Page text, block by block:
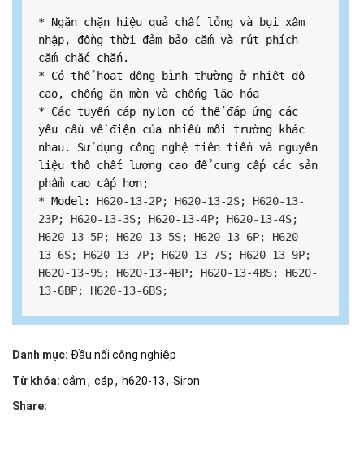
* Ngăn chặn hiệu quả chất lỏng và bụi xâm
nhập, đồng thời đảm bảo cắm và rút phích
cắm chắc chắn.
* Có thể hoạt động bình thường ở nhiệt độ
cao, chống ăn mòn và chống lão hóa
* Các tuyến cáp nylon có thể đáp ứng các
yêu cầu về điện của nhiều môi trường khác
nhau. Sử dụng công nghệ tiên tiến và nguyên
liệu thô chất lượng cao để cung cấp các sản
phẩm cao cấp hơn;
* Model: H620-13-2P; H620-13-2S; H620-13-
23P; H620-13-3S; H620-13-4P; H620-13-4S;
H620-13-5P; H620-13-5S; H620-13-6P; H620-
13-6S; H620-13-7P; H620-13-7S; H620-13-9P;
H620-13-9S; H620-13-4BP; H620-13-4BS; H620-
13-6BP; H620-13-6BS;
Danh mục: Đầu nối công nghiệp
Từ khóa: cắm, cáp, h620-13, Siron
Share: